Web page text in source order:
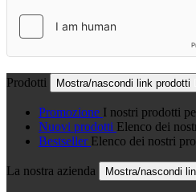
Prodotti Mostra/nascondi link prodotti
Promozione I nostri prodotti
Nuovi prodotti Elenco dei
Bestseller Elenco dei nostri
La nostra azienda Mostra/nascondi